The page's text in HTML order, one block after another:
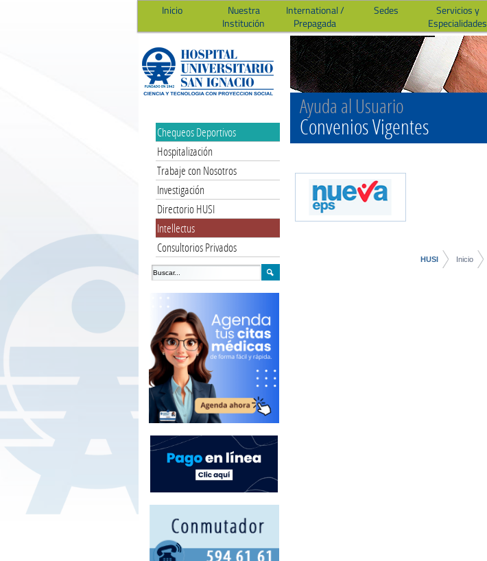
Inicio
Nuestra
Institución
International /
Prepagada
Sedes
Servicios y
Especialidades
Chequeos Deportivos
Hospitalización
Trabaje con Nosotros
Investigación
Directorio HUSI
Intellectus
Consultorios Privados
Ayuda al Usuario
Convenios Vigentes
HUSI Inicio